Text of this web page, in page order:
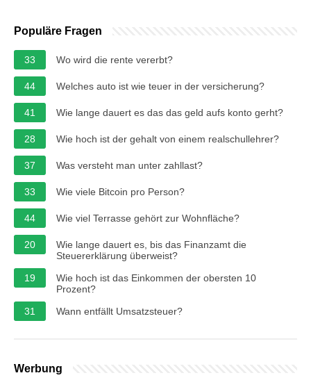
Populäre Fragen
33 Wo wird die rente vererbt?
44 Welches auto ist wie teuer in der versicherung?
41 Wie lange dauert es das das geld aufs konto gerht?
28 Wie hoch ist der gehalt von einem realschullehrer?
37 Was versteht man unter zahllast?
33 Wie viele Bitcoin pro Person?
44 Wie viel Terrasse gehört zur Wohnfläche?
20
Wie lange dauert es, bis das Finanzamt die
Steuererklärung überweist?
19
Wie hoch ist das Einkommen der obersten 10
Prozent?
31
Wann entfällt Umsatzsteuer?
Werbung